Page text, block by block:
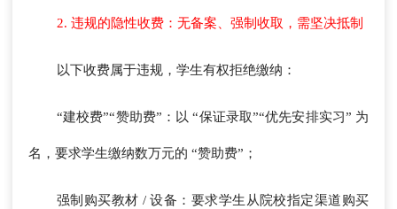
2. 违规的隐性收费：无备案、强制收取，需坚决抵制
以下收费属于违规，学生有权拒绝缴纳：
“建校费”“赞助费”：以 “保证录取”“优先安排实习” 为
名，要求学生缴纳数万元的 “赞助费”；
强制购买教材 / 设备：要求学生从院校指定渠道购买